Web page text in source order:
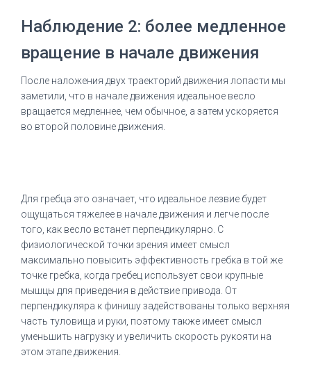
Наблюдение 2: более медленное
вращение в начале движения
После наложения двух траекторий движения лопасти мы
заметили, что в начале движения идеальное весло
вращается медленнее, чем обычное, а затем ускоряется
во второй половине движения.
Для гребца это означает, что идеальное лезвие будет
ощущаться тяжелее в начале движения и легче после
того, как весло встанет перпендикулярно. С
физиологической точки зрения имеет смысл
максимально повысить эффективность гребка в той же
точке гребка, когда гребец использует свои крупные
мышцы для приведения в действие привода. От
перпендикуляра к финишу задействованы только верхняя
часть туловища и руки, поэтому также имеет смысл
уменьшить нагрузку и увеличить скорость рукояти на
этом этапе движения.